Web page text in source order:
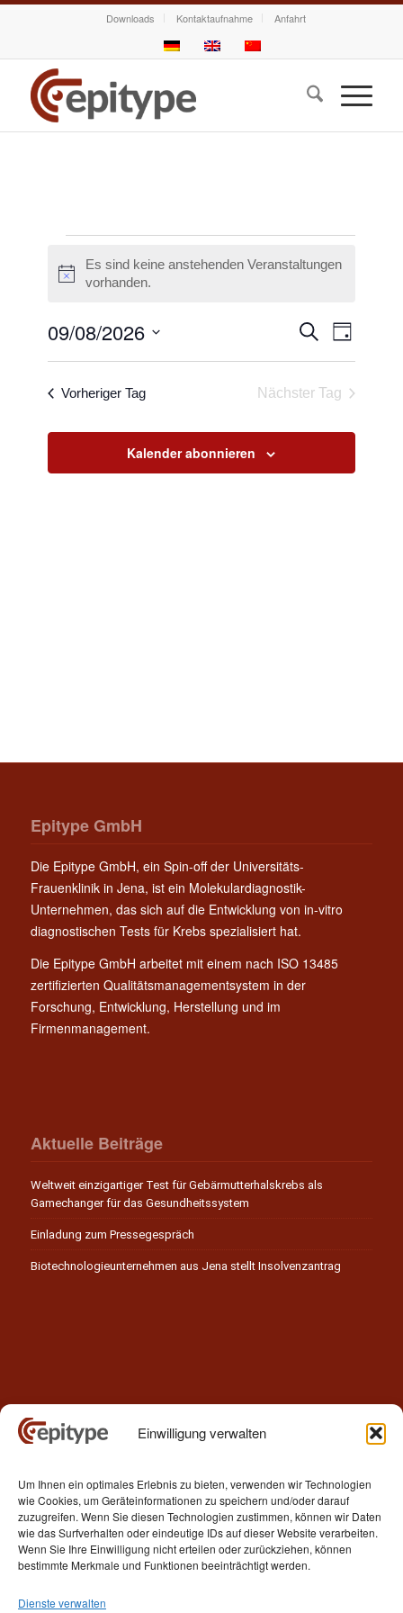
Einwilligung verwalten
Um Ihnen ein optimales Erlebnis zu bieten, verwenden wir Technologien
wie Cookies, um Geräteinformationen zu speichern und/oder darauf
zuzugreifen. Wenn Sie diesen Technologien zustimmen, können wir Daten
wie das Surfverhalten oder eindeutige IDs auf dieser Website verarbeiten.
Wenn Sie Ihre Einwilligung nicht erteilen oder zurückziehen, können
bestimmte Merkmale und Funktionen beeinträchtigt werden.
Dienste verwalten
Downloads Kontaktaufnahme Anfahrt
für
9.
2026
Hinweis
Es sind keine anstehenden Veranstaltungen
vorhanden.
Suche
und
Ansichten,
Navigation
SucheTag
09/08/2026
Datum
Vorheriger Tag Nächster Tag
Kalender abonnieren
Epitype GmbH
Die Epitype GmbH, ein Spin-off der Universitäts-
Frauenklinik in Jena, ist ein Molekulardiagnostik-
Unternehmen, das sich auf die Entwicklung von in-vitro
diagnostischen Tests für Krebs spezialisiert hat.
Die Epitype GmbH arbeitet mit einem nach ISO 13485
zertifizierten Qualitätsmanagementsystem in der
Forschung, Entwicklung, Herstellung und im
Firmenmanagement.
Aktuelle Beiträge
Weltweit einzigartiger Test für Gebärmutterhalskrebs als
Gamechanger für das Gesundheitssystem
Einladung zum Pressegespräch
Biotechnologieunternehmen aus Jena stellt Insolvenzantrag
Kontakt
Epitype GmbH
Löbstedter Str. 41
07749 Jena
Germany